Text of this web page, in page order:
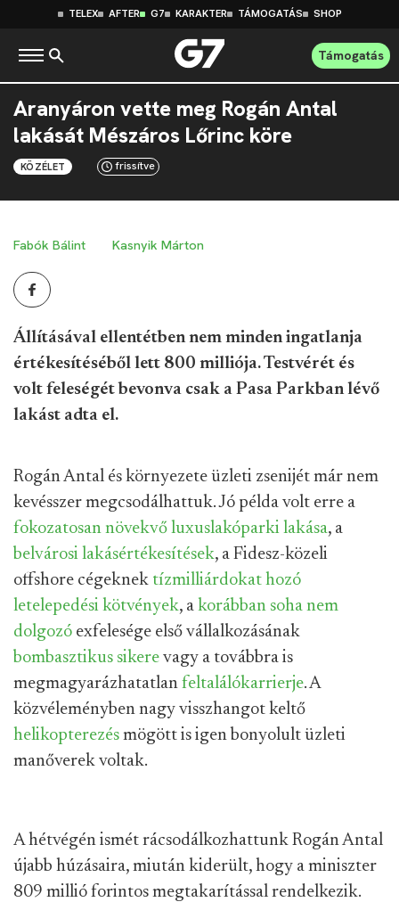
TELEX AFTER G7 KARAKTER TÁMOGATÁS SHOP
Támogatás
Aranyáron vette meg Rogán Antal
lakását Mészáros Lőrinc köre
KÖZÉLET frissítve
Fabók Bálint Kasnyik Márton
Állításával ellentétben nem minden ingatlanja
értékesítéséből lett 800 milliója. Testvérét és
volt feleségét bevonva csak a Pasa Parkban lévő
lakást adta el.
Rogán Antal és környezete üzleti zsenijét már nem
kevésszer megcsodálhattuk. Jó példa volt erre a
fokozatosan növekvő luxuslakóparki lakása, a
belvárosi lakásértékesítések, a Fidesz-közeli
offshore cégeknek tízmilliárdokat hozó
letelepedési kötvények, a korábban soha nem
dolgozó exfelesége első vállalkozásának
bombasztikus sikere vagy a továbbra is
megmagyarázhatatlan feltalálókarrierje. A
közvéleményben nagy visszhangot keltő
helikopterezés mögött is igen bonyolult üzleti
manőverek voltak.
A hétvégén ismét rácsodálkozhattunk Rogán Antal
újabb húzásaira, miután kiderült, hogy a miniszter
809 millió forintos megtakarítással rendelkezik.